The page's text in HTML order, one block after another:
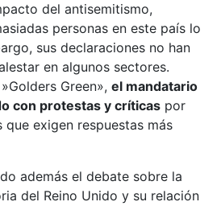
del antisemitismo,
personas en este país lo
sus declaraciones no han
en algunos sectores.
Green», el mandatario
con protestas y críticas por
exigen respuestas más
además el debate sobre la
del Reino Unido y su relación